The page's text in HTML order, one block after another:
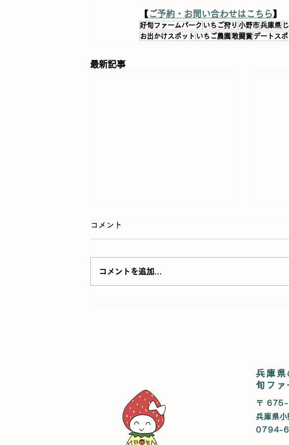
【 ご予約・お問い合わせはこちら】
好旬ファームパーク いちご狩り 小野市兵庫県
お出かけスポット いちご農園 敢闘賞 デートスポ
最新記事
コメント
コメントを追加…
兵庫県
旬ファ
〒
兵庫県
0794-